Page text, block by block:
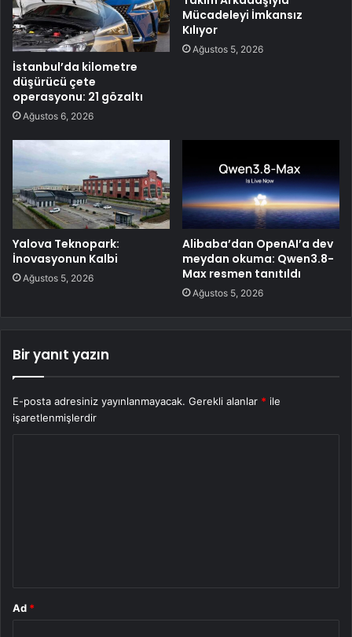
İstanbul’da kilometre
düşürücü çete
operasyonu: 21 gözaltı
Ağustos 6, 2026
Mücadeleyi İmkansız
Kılıyor
Ağustos 5, 2026
Yalova Teknopark:
İnovasyonun Kalbi
Ağustos 5, 2026
Alibaba’dan OpenAI’a dev
meydan okuma: Qwen3.8-
Max resmen tanıtıldı
Ağustos 5, 2026
Bir yanıt yazın
E-posta adresiniz yayınlanmayacak. Gerekli alanlar * ile
işaretlenmişlerdir
Ad *